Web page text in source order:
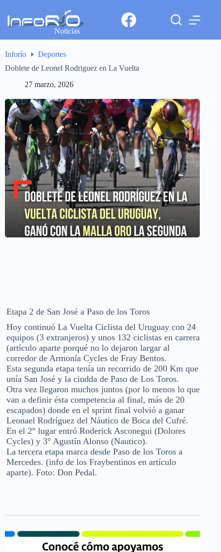
Noticias
Inforío
Deportes
Doblete de Leonel Rodriguez en La Vuelta
27 marzo, 2026
Etapa 2 de San José a Paso de los Toros
Hoy continuó La Vuelta Ciclista del Uruguay con 24
equipos (3 extranjeros) y unos 132 ciclistas en carrera
(artículo aparte porqué no lo dejaron largar al
corredor de Armonía Cycles de Fray Bentos.
Esta segunda etapa tenía un recorrido de 200 Km que
unía San José y la ciudda de Paso de Los Toros.
Otra vez llegaron muchos juntos (por lo menos lo que
van a definir ésta competencia al final, más de 20
escapados) donde en el sprint final volvió a ganar
Leonael Rodríguez del Náutico de Boca del Cufré.
En el 2° lugar entró Roderick Asconegui (Dolores
Cycles) y 3° Agustín Alonso (Nautico).
La tercera etapa marca desde Paso de los Toros a
Mercedes. (info de los Fraybentinos en artículo
aparte). Foto: Don Pedal.